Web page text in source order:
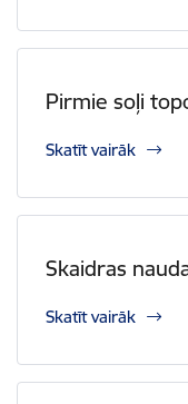
Pirmie soļi
Skatīt vairāk
Skaidras
Skatīt vairāk